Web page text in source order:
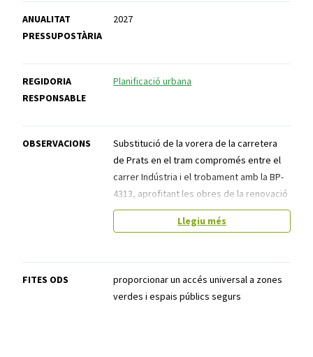
ANUALITAT
PRESSUPOSTÀRIA
2027
REGIDORIA
RESPONSABLE
Planificació urbana
OBSERVACIONS
Substitució de la vorera de la carretera
de Prats en el tram compromés entre el
carrer Indústria i el trobament amb la BP-
4313, aprofitant les obres de la renovació
de xarxa d'aigua, amb passos elevats per
aconseguir un recorregut segur fins a la
Llegiu més
FITES ODS
proporcionar un accés universal a zones
verdes i espais públics segurs